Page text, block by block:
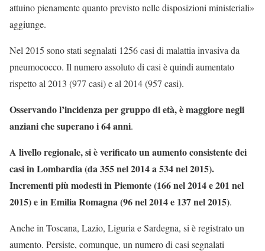
attuino pienamente quanto previsto nelle disposizioni ministeriali»
aggiunge.
Nel 2015 sono stati segnalati 1256 casi di malattia invasiva da
pneumococco. Il numero assoluto di casi è quindi aumentato
rispetto al 2013 (977 casi) e al 2014 (957 casi).
Osservando l’incidenza per gruppo di età, è maggiore negli
anziani che superano i 64 anni.
A livello regionale, si è verificato un aumento consistente dei
casi in Lombardia (da 355 nel 2014 a 534 nel 2015).
Incrementi più modesti in Piemonte (166 nel 2014 e 201 nel
2015) e in Emilia Romagna (96 nel 2014 e 137 nel 2015).
Anche in Toscana, Lazio, Liguria e Sardegna, si è registrato un
aumento. Persiste, comunque, un numero di casi segnalati